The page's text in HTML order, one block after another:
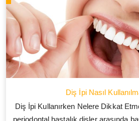
Diş İpi Nasıl
Diş İpi Kullanırken Nelere Dikkat
periodontal hastalık dişler arasında